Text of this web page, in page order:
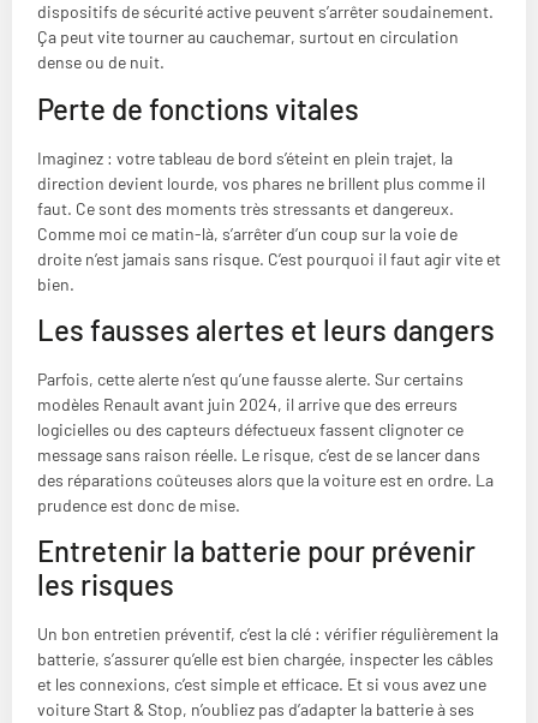
dispositifs de sécurité active peuvent s’arrêter soudainement.
Ça peut vite tourner au cauchemar, surtout en circulation
dense ou de nuit.
Perte de fonctions vitales
Imaginez : votre tableau de bord s’éteint en plein trajet, la
direction devient lourde, vos phares ne brillent plus comme il
faut. Ce sont des moments très stressants et dangereux.
Comme moi ce matin-là, s’arrêter d’un coup sur la voie de
droite n’est jamais sans risque. C’est pourquoi il faut agir vite et
bien.
Les fausses alertes et leurs dangers
Parfois, cette alerte n’est qu’une fausse alerte. Sur certains
modèles Renault avant juin 2024, il arrive que des erreurs
logicielles ou des capteurs défectueux fassent clignoter ce
message sans raison réelle. Le risque, c’est de se lancer dans
des réparations coûteuses alors que la voiture est en ordre. La
prudence est donc de mise.
Entretenir la batterie pour prévenir
les risques
Un bon entretien préventif, c’est la clé : vérifier régulièrement la
batterie, s’assurer qu’elle est bien chargée, inspecter les câbles
et les connexions, c’est simple et efficace. Et si vous avez une
voiture Start & Stop, n’oubliez pas d’adapter la batterie à ses